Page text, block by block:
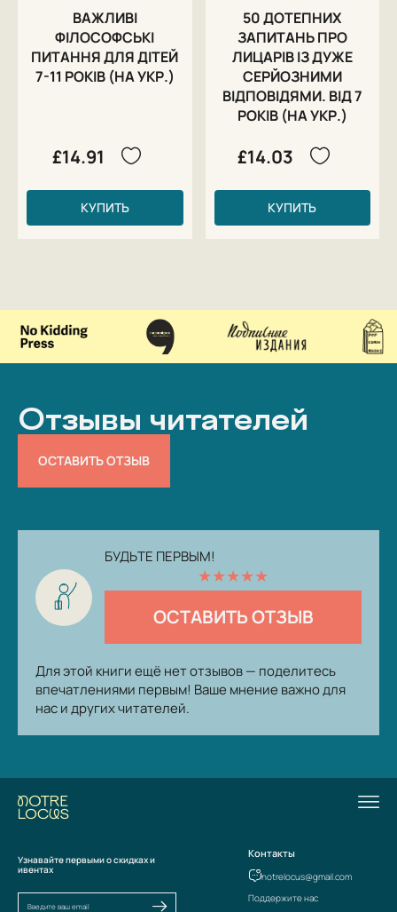
ВАЖЛИВІ
ФІЛОСОФСЬКІ
ПИТАННЯ ДЛЯ ДІТЕЙ
7-11 РОКІВ (НА УКР.)
£14.91
КУПИТЬ
50 ДОТЕПНИХ
ЗАПИТАНЬ ПРО
ЛИЦАРІВ ІЗ ДУЖЕ
СЕРЙОЗНИМИ
ВІДПОВІДЯМИ. ВІД 7
РОКІВ (НА УКР.)
£14.03
КУПИТЬ
Отзывы читателей
ОСТАВИТЬ ОТЗЫВ
БУДЬТЕ ПЕРВЫМ!
★★★★★
ОСТАВИТЬ ОТЗЫВ
Для этой книги ещё нет отзывов — поделитесь
впечатлениями первым! Ваше мнение важно для
нас и других читателей.
Узнавайте первыми о скидках и
ивентах
Контакты
notrelocus@gmail.com
Поддержите нас